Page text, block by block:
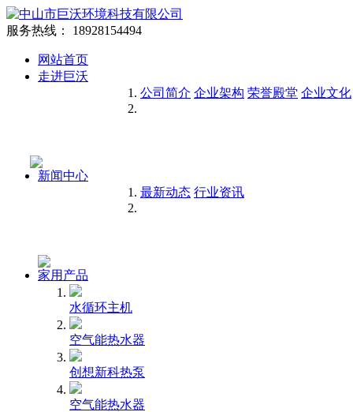
服务热线： 18928154494
网站首页
走进巨沃
公司简介 企业架构 荣誉殿堂 企业文化
新闻中心
最新动态 行业资讯
家用产品
水循环主机
空气能热水器
创想新科热泵
空气能热水器